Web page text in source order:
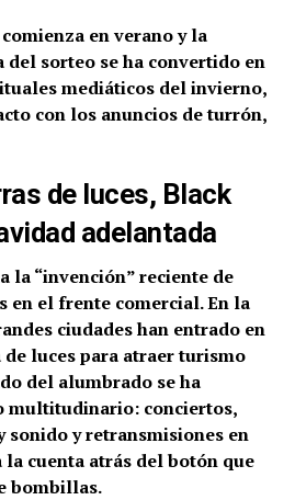
en verano y la
sorteo se ha convertido en
mediáticos del invierno,
con los anuncios de turrón,
de luces, Black
adelantada
la “invención” reciente de
en el frente comercial. En la
ciudades han entrado en
luces para atraer turismo
del alumbrado se ha
multitudinario: conciertos,
sonido y retransmisiones en
la cuenta atrás del botón que
bombillas.